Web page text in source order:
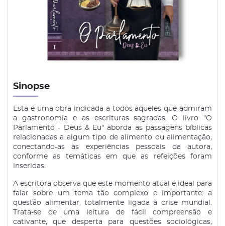
Sinopse
Esta é uma obra indicada a todos aqueles que admiram
a gastronomia e as escrituras sagradas. O livro "O
Parlamento - Deus & Eu" aborda as passagens bíblicas
relacionadas a algum tipo de alimento ou alimentação,
conectando-as às experiências pessoais da autora,
conforme as temáticas em que as refeições foram
inseridas.
A escritora observa que este momento atual é ideal para
falar sobre um tema tão complexo e importante: a
questão alimentar, totalmente ligada à crise mundial.
Trata-se de uma leitura de fácil compreensão e
cativante, que desperta para questões sociológicas,